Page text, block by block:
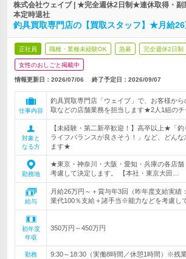
株式会社ウェイブ | ★完全週休2日制★連休取得・
本定時退社
釣具買取専門店の【買取スタッフ】★月給
正社員 職種・業種未経験OK 急募 完全週休2日制
女性のおしごと掲載中
情報更新日：2026/07/06 終了予定日： 2026/09/07
仕事内容
釣具買取専門店「ウェイブ」で、お客様か
取などの店舗業務を担当します★2人1組のチ
対象と
なる方
【未経験・第二新卒歓迎！】高卒以上★「釣
ライフバランスが良さそう！」など、どんな
ます★
勤務地
★東京・神奈川・大阪・愛知・兵庫の各店
考慮して決定します。 【本社・東京大田…
給与
月給26万円～＋賞与年3回（昨年度支給実績
業代100％支給＋諸手当※能力などを考慮し
初年度
年収
350万円～450万円
勤務
9:30～18:30（実働8時間／休憩1時間）※残